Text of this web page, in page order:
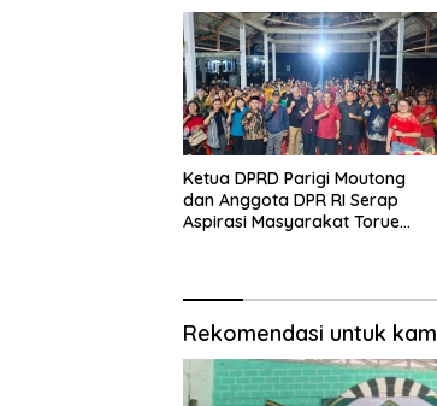
Ketua DPRD Parigi Moutong
dan Anggota DPR RI Serap
Aspirasi Masyarakat Torue
Rekomendasi untuk